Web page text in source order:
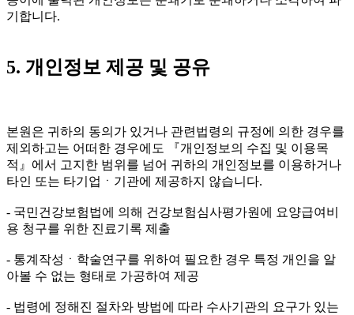
기합니다.
5. 개인정보 제공 및 공유
본원은 귀하의 동의가 있거나 관련법령의 규정에 의한 경우를
제외하고는 어떠한 경우에도 『개인정보의 수집 및 이용목
적』에서 고지한 범위를 넘어 귀하의 개인정보를 이용하거나
타인 또는 타기업ㆍ기관에 제공하지 않습니다.
- 국민건강보험법에 의해 건강보험심사평가원에 요양급여비
용 청구를 위한 진료기록 제출
- 통계작성ㆍ학술연구를 위하여 필요한 경우 특정 개인을 알
아볼 수 없는 형태로 가공하여 제공
- 법령에 정해진 절차와 방법에 따라 수사기관의 요구가 있는